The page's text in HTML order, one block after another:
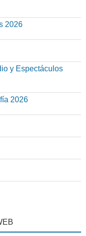
2026
y Espectáculos
2026